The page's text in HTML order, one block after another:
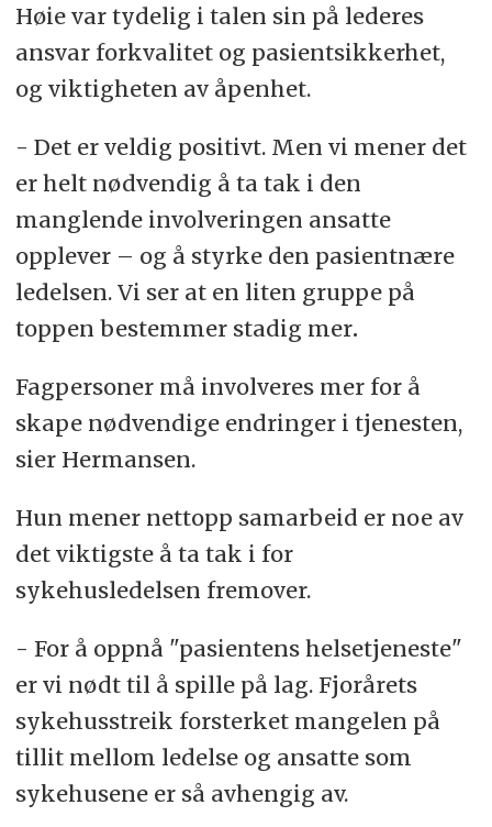
Høie var tydelig i talen sin på lederes
ansvar forkvalitet og pasientsikkerhet,
og viktigheten av åpenhet.
- Det er veldig positivt. Men vi mener det
er helt nødvendig å ta tak i den
manglende involveringen ansatte
opplever – og å styrke den pasientnære
ledelsen. Vi ser at en liten gruppe på
toppen bestemmer stadig mer.
Fagpersoner må involveres mer for å
skape nødvendige endringer i tjenesten,
sier Hermansen.
Hun mener nettopp samarbeid er noe av
det viktigste å ta tak i for
sykehusledelsen fremover.
- For å oppnå "pasientens helsetjeneste"
er vi nødt til å spille på lag. Fjorårets
sykehusstreik forsterket mangelen på
tillit mellom ledelse og ansatte som
sykehusene er så avhengig av.